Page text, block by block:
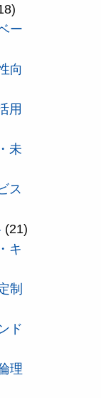
ー
向
用
未
ス
(21)
キ
制
ド
理